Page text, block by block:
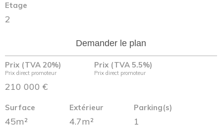
Etage
2
Demander le plan
Prix (TVA 20%)
Prix direct promoteur
210 000 €
Prix (TVA 5.5%)
Prix direct promoteur
Surface
45m²
Extérieur
4.7m²
Parking(s)
1